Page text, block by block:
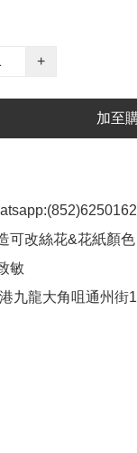
+
加至
可改絲花&花紙顏
敏